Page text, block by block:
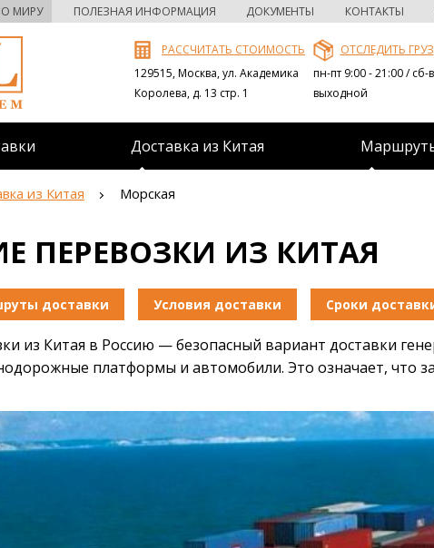
МИРУ ПОЛЕЗНАЯ ИНФОРМАЦИЯ ДОКУМЕНТЫ КОНТАКТЫ
РАССЧИТАТЬ СТОИМОСТЬ
129515, Москва, ул. Академика
Королева, д. 13 стр. 1
ОТСЛЕДИТЬ ГРУЗ
пн-пт 9:00 - 21:00 / сб-
выходной
Доставка из Китая
из Китая Морская
ПЕРЕВОЗКИ ИЗ КИТАЯ
доставки Условия доставки Сроки
из Китая в Россию — безопасный вариант доставки
платформы и автомобили. Это означает, что